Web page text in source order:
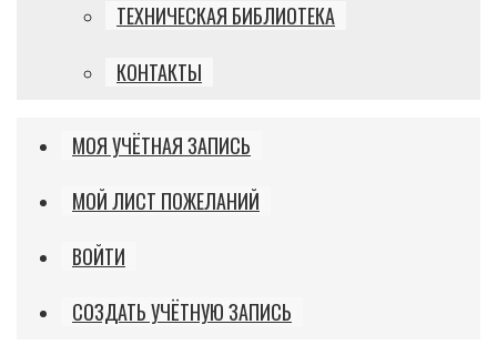
ТЕХНИЧЕСКАЯ БИБЛИОТЕКА
КОНТАКТЫ
МОЯ УЧЁТНАЯ ЗАПИСЬ
МОЙ ЛИСТ ПОЖЕЛАНИЙ
ВОЙТИ
СОЗДАТЬ УЧЁТНУЮ ЗАПИСЬ